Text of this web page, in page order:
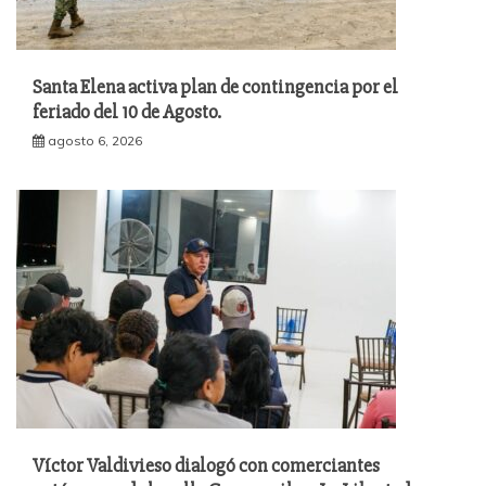
Santa Elena activa plan de contingencia por el
feriado del 10 de Agosto.
agosto 6, 2026
Víctor Valdivieso dialogó con comerciantes